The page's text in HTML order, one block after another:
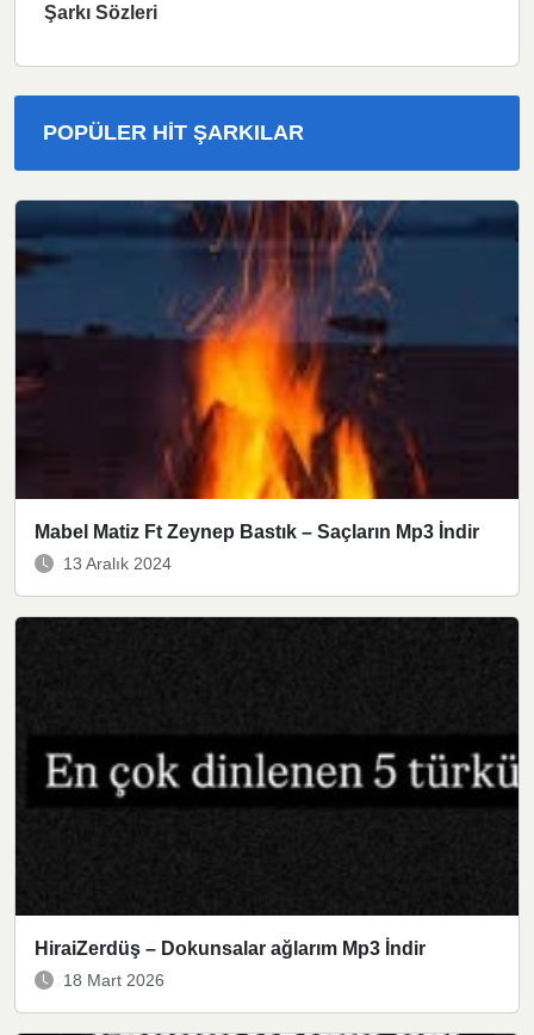
Şarkı Sözleri
POPÜLER HIT ŞARKILAR
Mabel Matiz Ft Zeynep Bastık – Saçların Mp3 İndir
13 Aralık 2024
HiraiZerdüş – Dokunsalar ağlarım Mp3 İndir
18 Mart 2026